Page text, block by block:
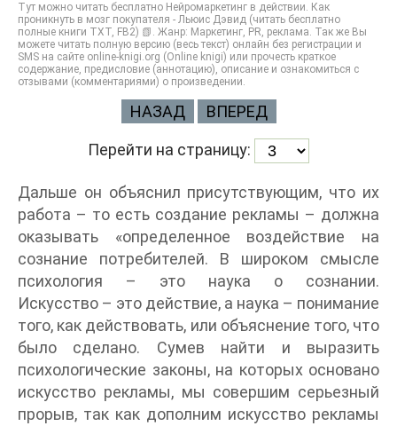
Тут можно читать бесплатно Нейромаркетинг в действии. Как
проникнуть в мозг покупателя - Льюис Дэвид (читать бесплатно
полные книги TXT, FB2) 📗. Жанр: Маркетинг, PR, реклама. Так же Вы
можете читать полную версию (весь текст) онлайн без регистрации и
SMS на сайте online-knigi.org (Online knigi) или прочесть краткое
содержание, предисловие (аннотацию), описание и ознакомиться с
отзывами (комментариями) о произведении.
НАЗАД ВПЕРЕД
Перейти на страницу:
Дальше он объяснил присутствующим, что их
работа – то есть создание рекламы – должна
оказывать «определенное воздействие на
сознание потребителей. В широком смысле
психология – это наука о сознании.
Искусство – это действие, а наука – понимание
того, как действовать, или объяснение того, что
было сделано. Сумев найти и выразить
психологические законы, на которых основано
искусство рекламы, мы совершим серьезный
прорыв, так как дополним искусство рекламы